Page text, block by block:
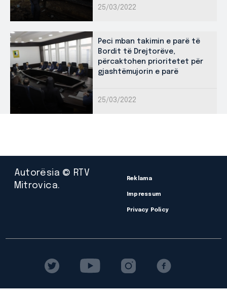
25/03/2022
Peci mban takimin e parë të
Bordit të Drejtorëve,
përcaktohen prioritetet për
gjashtëmujorin e parë
25/03/2022
Autorësia © RTV
Mitrovica.
Reklama
Impressum
Privacy Policy